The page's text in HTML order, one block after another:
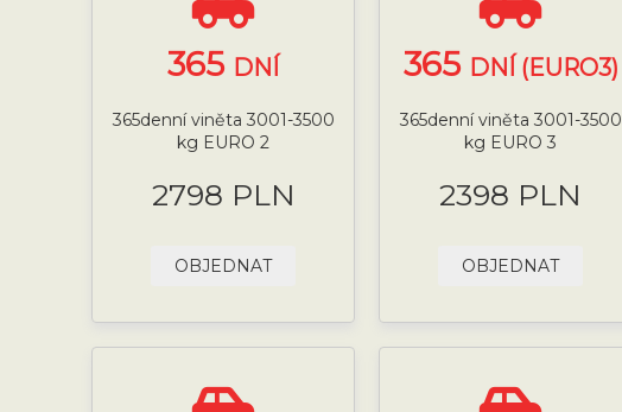
365 DNÍ
365denní viněta 3001-3500
kg EURO 2
2798 PLN
OBJEDNAT
365 DNÍ (EURO3)
365denní viněta 3001-3500
kg EURO 3
2398 PLN
OBJEDNAT